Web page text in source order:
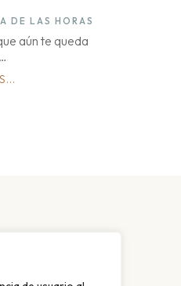
DE LAS HORAS
aún te queda